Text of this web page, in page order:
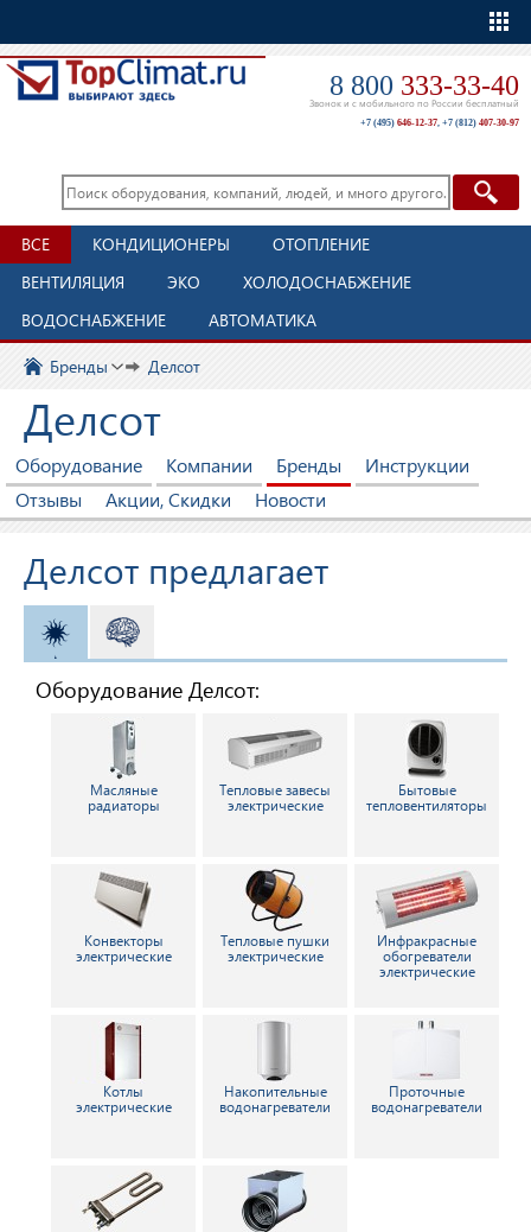
8 800 333-33-40
Звонок и с мобильного по России бесплатный
+7 (495) 646-12-37, +7 (812) 407-30-97
ВСЕ КОНДИЦИОНЕРЫ
ОТОПЛЕНИЕ
ВЕНТИЛЯЦИЯ
ЭКО
ХОЛОДОСНАБЖЕНИЕ
ВОДОСНАБЖЕНИЕ
АВТОМАТИКА
Бренды Делсот
Делсот
Оборудование Компании Бренды
Инструкции
Отзывы
Акции, Скидки Новости
Делсот предлагает
ОТОПЛЕНИЕ
Оборудование Делсот:
Масляные
радиаторы
Тепловые завесы
электрические
Бытовые
тепловентиляторы
Конвекторы
электрические
Тепловые пушки
электрические
Инфракрасные
обогреватели
электрические
Котлы
электрические
Накопительные
водонагреватели
Проточные
водонагреватели